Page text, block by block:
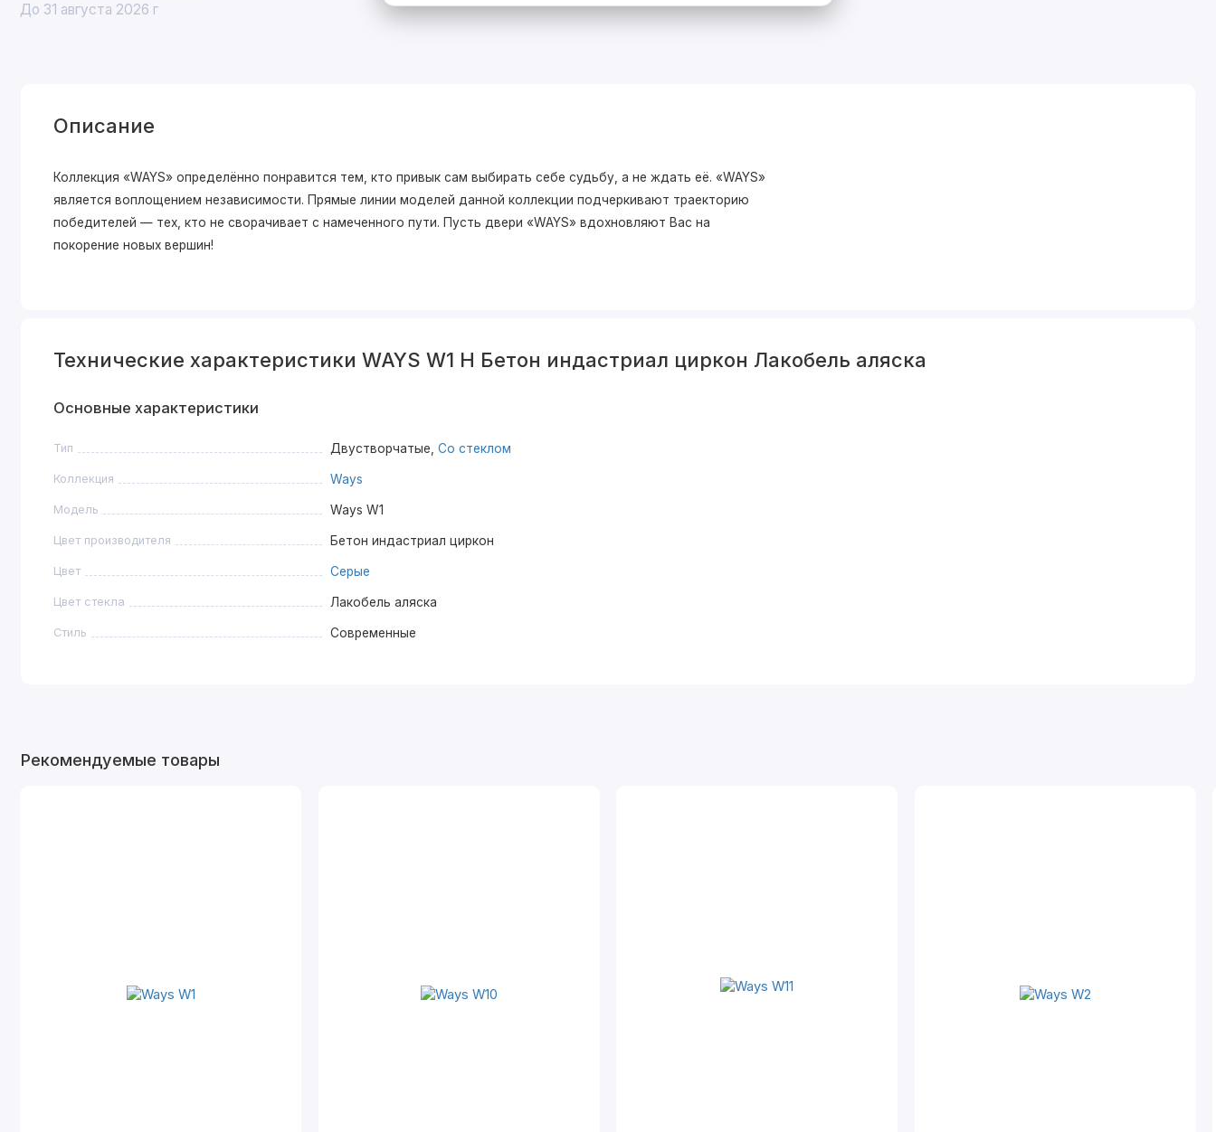
До 31 августа 2026 г
Описание
Коллекция «WAYS» определённо понравится тем, кто привык сам выбирать себе судьбу, а не ждать её. «WAYS»
является воплощением независимости. Прямые линии моделей данной коллекции подчеркивают траекторию
победителей — тех, кто не сворачивает с намеченного пути. Пусть двери «WAYS» вдохновляют Вас на
покорение новых вершин!
Технические характеристики WAYS W1 H Бетон индастриал циркон Лакобель аляска
Основные характеристики
Тип Двустворчатые, Со стеклом
Коллекция Ways
Модель Ways W1
Цвет производителя Бетон индастриал циркон
Цвет Серые
Цвет стекла Лакобель аляска
Стиль Современные
Рекомендуемые товары